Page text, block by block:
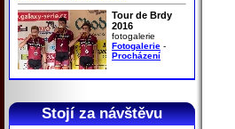
Tour de Brdy
2016
fotogalerie
Fotogalerie -
Procházení
Stojí za návštěvu